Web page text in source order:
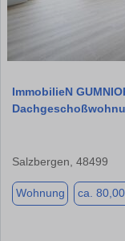
ImmobilieN
Salzbergen, 48499
Wohnung ca.